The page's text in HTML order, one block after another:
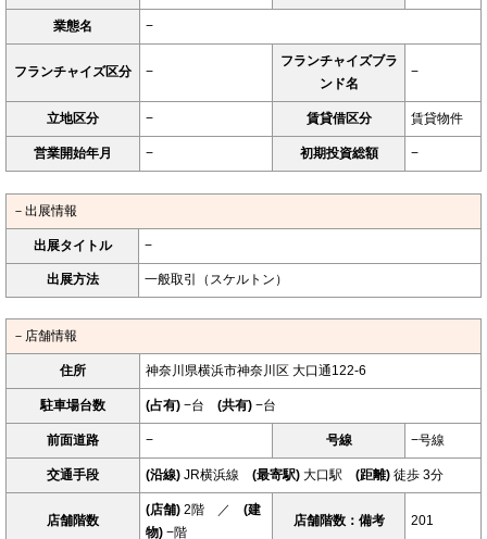
業態名 −
フランチャイズ区分 −
フランチャイズブラ
ンド名
−
立地区分 − 賃貸借区分 賃貸物件
営業開始年月 − 初期投資総額 −
－出展情報
出展タイトル −
出展方法 一般取引（スケルトン）
－店舗情報
住所 神奈川県横浜市神奈川区 大口通122-6
駐車場台数 (占有) −台 (共有) −台
前面道路 − 号線 −号線
交通手段 (沿線) JR横浜線 (最寄駅) 大口駅 (距離) 徒歩 3分
店舗階数
(店舗) 2階 ／ (建
物) −階
店舗階数：備考 201